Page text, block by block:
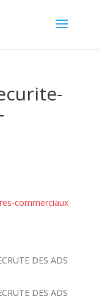
commerciaux
DES ADS
DES ADS